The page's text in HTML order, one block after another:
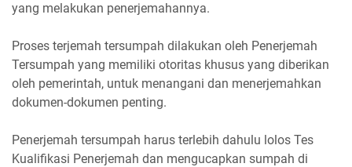
yang melakukan penerjemahannya.
Proses terjemah tersumpah dilakukan oleh Penerjemah
Tersumpah yang memiliki otoritas khusus yang diberikan
oleh pemerintah, untuk menangani dan menerjemahkan
dokumen-dokumen penting.
Penerjemah tersumpah harus terlebih dahulu lolos Tes
Kualifikasi Penerjemah dan mengucapkan sumpah di